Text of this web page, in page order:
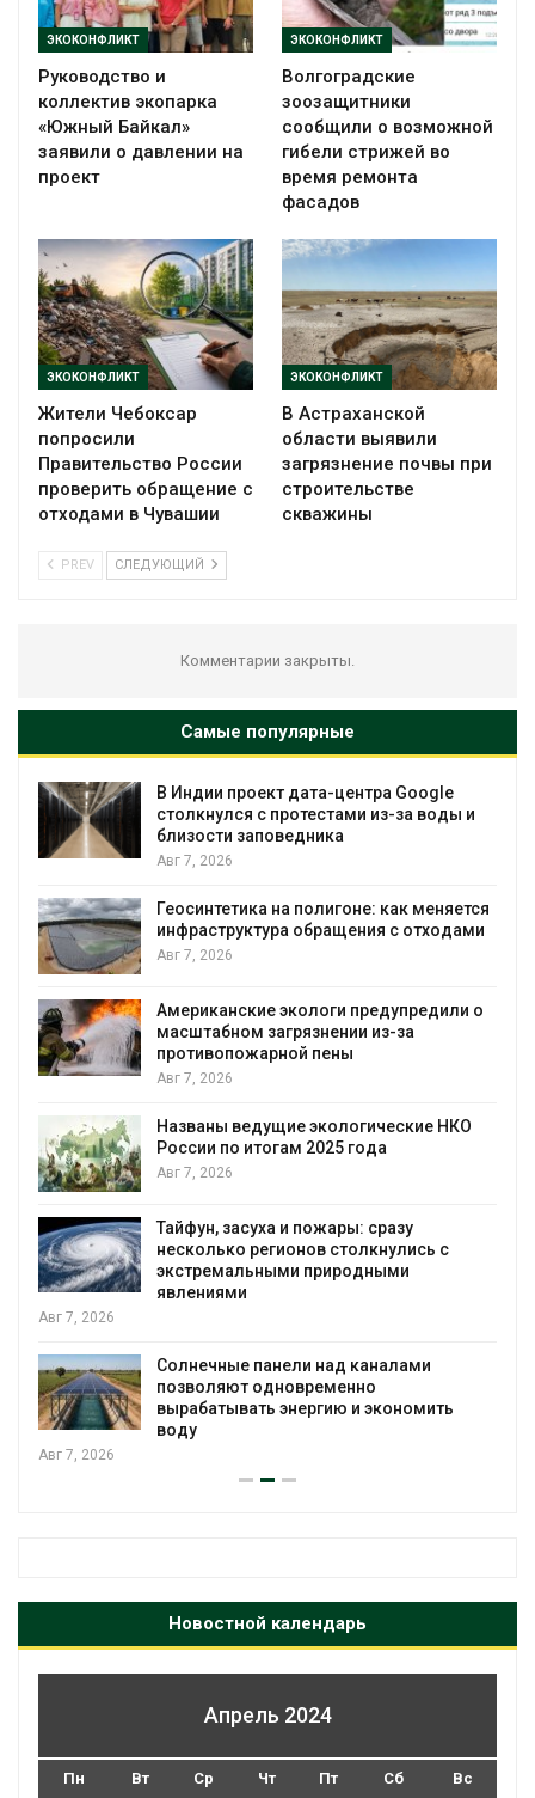
ЭКОКОНФЛИКТ
Руководство и
коллектив экопарка
«Южный Байкал»
заявили о давлении на
проект
ЭКОКОНФЛИКТ
Волгоградские
зоозащитники
сообщили о возможной
гибели стрижей во
время ремонта
фасадов
ЭКОКОНФЛИКТ
Жители Чебоксар
попросили
Правительство России
проверить обращение с
отходами в Чувашии
ЭКОКОНФЛИКТ
В Астраханской
области выявили
загрязнение почвы при
строительстве
скважины
PREV СЛЕДУЮЩИЙ
Комментарии закрыты.
Самые популярные
В Индии проект дата-центра Google
столкнулся с протестами из-за воды и
близости заповедника
Авг 7, 2026
Геосинтетика на полигоне: как меняется
инфраструктура обращения с отходами
Авг 7, 2026
Американские экологи предупредили о
масштабном загрязнении из-за
противопожарной пены
Авг 7, 2026
Названы ведущие экологические НКО
России по итогам 2025 года
Авг 7, 2026
Тайфун, засуха и пожары: сразу
несколько регионов столкнулись с
экстремальными природными
явлениями
Авг 7, 2026
Солнечные панели над каналами
позволяют одновременно
вырабатывать энергию и экономить
воду
Авг 7, 2026
Новостной календарь
Апрель 2024
Пн Вт Ср Чт Пт Сб Вс